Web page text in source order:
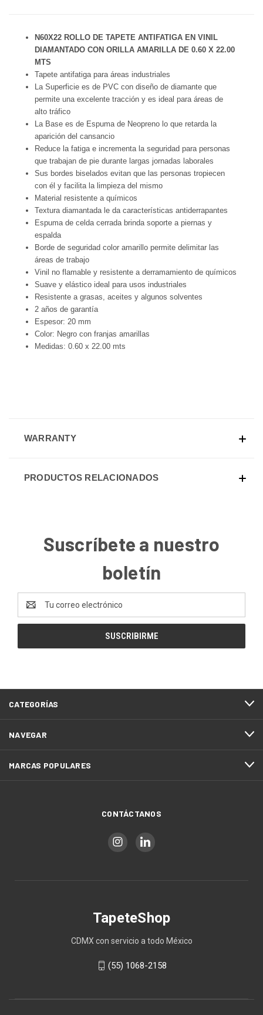
N60X22 ROLLO DE TAPETE ANTIFATIGA EN VINIL
DIAMANTADO CON ORILLA AMARILLA DE 0.60 X 22.00
MTS
Tapete antifatiga para áreas industriales
La Superficie es de PVC con diseño de diamante que
permite una excelente tracción y es ideal para áreas de
alto tráfico
La Base es de Espuma de Neopreno lo que retarda la
aparición del cansancio
Reduce la fatiga e incrementa la seguridad para personas
que trabajan de pie durante largas jornadas laborales
Sus bordes biselados evitan que las personas tropiecen
con él y facilita la limpieza del mismo
Material resistente a químicos
Textura diamantada le da características antiderrapantes
Espuma de celda cerrada brinda soporte a piernas y
espalda
Borde de seguridad color amarillo permite delimitar las
áreas de trabajo
Vinil no flamable y resistente a derramamiento de químicos
Suave y elástico ideal para usos industriales
Resistente a grasas, aceites y algunos solventes
2 años de garantía
Espesor: 20 mm
Color: Negro con franjas amarillas
Medidas: 0.60 x 22.00 mts
WARRANTY
PRODUCTOS RELACIONADOS
Suscríbete a nuestro
boletín
de
correo
CATEGORÍAS
NAVEGAR
MARCAS POPULARES
CONTÁCTANOS
TapeteShop
CDMX con servicio a todo México
(55) 1068-2158